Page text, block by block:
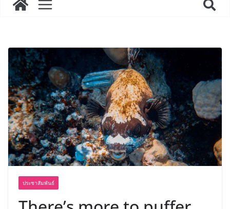
ได้เตรียมนักเรียนเพียงเพื่อก้าวเข้าสู่
มหาวิทยาลัยเท่านั้น แต่ยังเตรียมพวก
เขาให้พร้อมเป็นผู้กำหนดอนาคต”
8.8 “ซูเลียน” รวมพลังนักธุรกิจทั่ว
ประเทศ จัดประชุมใหญ่แห่งปี พบ CEO
“ดร.ปิยะวัฒน์” ถ่ายทอดวิสัยทัศน์ธุรกิจ
พร้อมฟรีคอนเสิร์ต “โชค รถแห่” ยกวง
ประชาสัมพันธ์